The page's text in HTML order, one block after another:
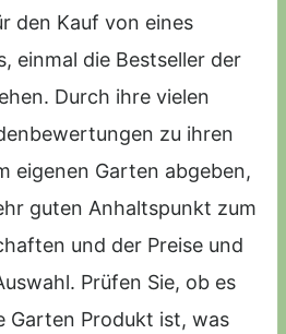
den Kauf von eines
einmal die Bestseller der
Durch ihre vielen
zu ihren
eigenen Garten abgeben,
guten Anhaltspunkt zum
und der Preise und
Prüfen Sie, ob es
Garten Produkt ist, was